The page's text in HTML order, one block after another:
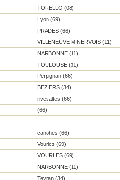
TORELLO (08)
Lyon (69)
PRADES (66)
VILLENEUVE MINERVOIS (11)
NARBONNE (11)
TOULOUSE (31)
Perpignan (66)
BEZIERS (34)
rivesaltes (66)
(66)
canohes (66)
Vourles (69)
VOURLES (69)
NARBONNE (11)
Teyran (34)